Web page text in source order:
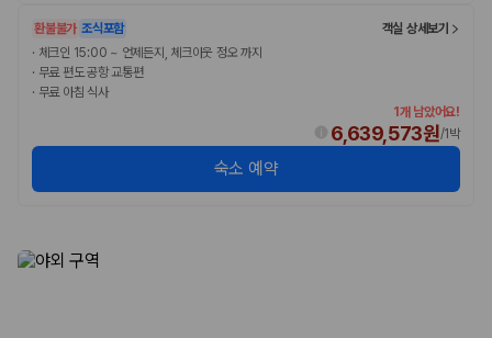
환불불가 조식포함
객실 상세보기
· 체크인 15:00 ~ 언제든지, 체크아웃 정오 까지
· 무료 편도 공항 교통편
· 무료 아침 식사
1개 남았어요!
6,639,573원/1박
숙소 예약